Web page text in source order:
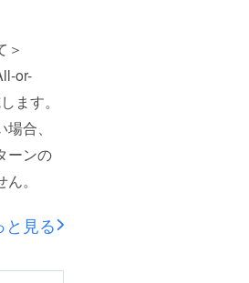
＞
or-
ます。
合、
ーンの
。
と見る